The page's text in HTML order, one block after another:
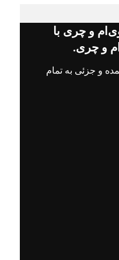
خودروهای ام‌وی‌ام و چری با
و چری.
به صورت عمده و جزئی به تمام